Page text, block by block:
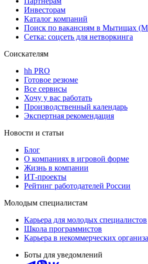
Инвесторам
Каталог компаний
Поиск по вакансиям в Мытищах
Сетка: соцсеть для нетворкинга
Соискателям
hh PRO
Готовое резюме
Все сервисы
Хочу у вас работать
Производственный календарь
Экспертная рекомендация
Новости и статьи
Блог
О компаниях в игровой форме
Жизнь в компании
ИТ-проекты
Рейтинг работодателей России
Молодым специалистам
Карьера для молодых специалистов
Школа программистов
Карьера в некоммерческих
Боты для уведомлений